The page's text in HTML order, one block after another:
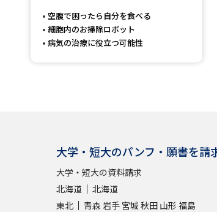
空腹で困ったら自分を食べる
細胞内のお掃除ロボット
病気の治療に役立つ可能性
大学・短大のパンフ・願書を請
大学・短大の資料請求
北海道
北海道
東北
青森 岩手 宮城 秋田 山形 福島